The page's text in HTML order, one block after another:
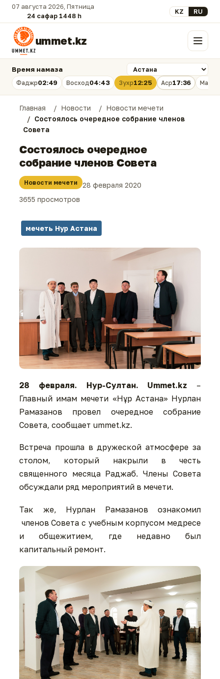
07 августа 2026, Пятница
24 сафар 1448 һ.
Выберите язык
KZ RU
ummet.kz Меню
Время намаза
Фаджр02:49 Восход04:43 Зухр12:25 Аср17:36
Главная Новости
Новости мечети
Состоялось очередное собрание членов
Совета
Состоялось очередное
собрание членов Совета
Новости мечети
28 февраля 2020
3655 просмотров
мечеть Нур Астана
28 февраля. Нур-Султан. Ummet.kz –
Главный имам мечети «Нұр Астана» Нурлан
Рамазанов провел очередное собрание
Совета, сообщает ummet.kz.
Встреча прошла в дружеской атмосфере за
столом, который накрыли в честь
священного месяца Раджаб. Члены Совета
обсуждали ряд мероприятий в мечети.
Так же, Нурлан Рамазанов ознакомил
членов Совета с учебным корпусом медресе
и общежитием, где недавно был
капитальный ремонт.